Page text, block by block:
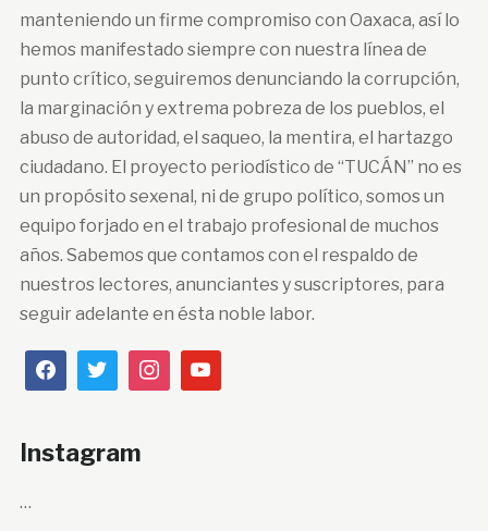
manteniendo un firme compromiso con Oaxaca, así lo
hemos manifestado siempre con nuestra línea de
punto crítico, seguiremos denunciando la corrupción,
la marginación y extrema pobreza de los pueblos, el
abuso de autoridad, el saqueo, la mentira, el hartazgo
ciudadano. El proyecto periodístico de “TUCÁN” no es
un propósito sexenal, ni de grupo político, somos un
equipo forjado en el trabajo profesional de muchos
años. Sabemos que contamos con el respaldo de
nuestros lectores, anunciantes y suscriptores, para
seguir adelante en ésta noble labor.
Instagram
…